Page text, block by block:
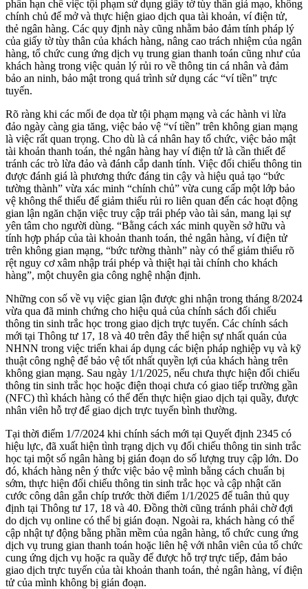
phần hạn chế việc tội phạm sử dụng giấy tờ tùy thân giả mạo, không
chính chủ để mở và thực hiện giao dịch qua tài khoản, ví điện tử,
thẻ ngân hàng. Các quy định này cũng nhằm bảo đảm tính pháp lý
của giấy tờ tùy thân của khách hàng, nâng cao trách nhiệm của ngân
hàng, tổ chức cung ứng dịch vụ trung gian thanh toán cũng như của
khách hàng trong việc quản lý rủi ro về thông tin cá nhân và đảm
bảo an ninh, bảo mật trong quá trình sử dụng các “ví tiền” trực
tuyến.
Rõ ràng khi các mối đe dọa từ tội phạm mạng và các hành vi lừa
đảo ngày càng gia tăng, việc bảo vệ “ví tiền” trên không gian mạng
là việc rất quan trọng. Cho dù là cá nhân hay tổ chức, việc bảo mật
tài khoản thanh toán, thẻ ngân hàng hay ví điện tử là cần thiết để
tránh các trò lừa đảo và đánh cắp danh tính. Việc đối chiếu thông tin
được đánh giá là phương thức đáng tin cậy và hiệu quả tạo “bức
tường thành” vừa xác minh “chính chủ” vừa cung cấp một lớp bảo
vệ không thể thiếu để giảm thiểu rủi ro liên quan đến các hoạt động
gian lận ngăn chặn việc truy cập trái phép vào tài sản, mang lại sự
yên tâm cho người dùng. “Bằng cách xác minh quyền sở hữu và
tính hợp pháp của tài khoản thanh toán, thẻ ngân hàng, ví điện tử
trên không gian mạng, “bức tường thành” này có thể giảm thiểu rõ
rệt nguy cơ xâm nhập trái phép và thiệt hại tài chính cho khách
hàng”, một chuyên gia công nghệ nhận định.
Những con số về vụ việc gian lận được ghi nhận trong tháng 8/2024
vừa qua đã minh chứng cho hiệu quả của chính sách đối chiếu
thông tin sinh trắc học trong giao dịch trực tuyến. Các chính sách
mới tại Thông tư 17, 18 và 40 trên đây thể hiện sự nhất quán của
NHNN trong việc triển khai áp dụng các biện pháp nghiệp vụ và kỹ
thuật công nghệ để bảo vệ tốt nhất quyền lợi của khách hàng trên
không gian mạng. Sau ngày 1/1/2025, nếu chưa thực hiện đối chiếu
thông tin sinh trắc học hoặc điện thoại chưa có giao tiếp trường gần
(NFC) thì khách hàng có thể đến thực hiện giao dịch tại quầy, được
nhân viên hỗ trợ để giao dịch trực tuyến bình thường.
Tại thời điểm 1/7/2024 khi chính sách mới tại Quyết định 2345 có
hiệu lực, đã xuất hiện tình trạng dịch vụ đối chiếu thông tin sinh trắc
học tại một số ngân hàng bị gián đoạn do số lượng truy cập lớn. Do
đó, khách hàng nên ý thức việc bảo vệ mình bằng cách chuẩn bị
sớm, thực hiện đối chiếu thông tin sinh trắc học và cập nhật căn
cước công dân gắn chíp trước thời điểm 1/1/2025 để tuân thủ quy
định tại Thông tư 17, 18 và 40. Đồng thời cũng tránh phải chờ đợi
do dịch vụ online có thể bị gián đoạn. Ngoài ra, khách hàng có thể
cập nhật tự động bằng phần mềm của ngân hàng, tổ chức cung ứng
dịch vụ trung gian thanh toán hoặc liên hệ với nhân viên của tổ chức
cung ứng dịch vụ hoặc ra quầy để được hỗ trợ trực tiếp, đảm bảo
giao dịch trực tuyến của tài khoản thanh toán, thẻ ngân hàng, ví điện
tử của mình không bị gián đoạn.